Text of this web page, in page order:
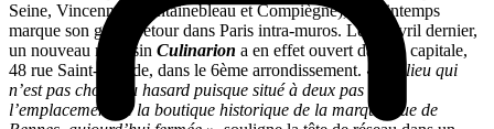
Seine, Vincennes, Fontainebleau et Compiègne), ce printemps
marque son grand retour dans Paris intra-muros. Le 11 avril dernier,
un nouveau magasin Culinarion a en effet ouvert dans la capitale,
48 rue Saint-Placide, dans le 6ème arrondissement. « Un lieu qui
n’est pas choisi au hasard puisque situé à deux pas de
l’emplacement de la boutique historique de la marque, rue de